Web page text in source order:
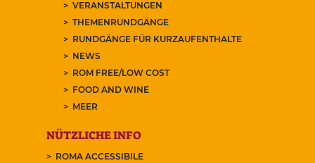
VERANSTALTUNGEN
THEMENRUNDGÄNGE
RUNDGÄNGE FÜR KURZAUFENTHALTE
NEWS
ROM FREE/LOW COST
FOOD AND WINE
MEER
NÜTZLICHE INFO
ROMA ACCESSIBILE